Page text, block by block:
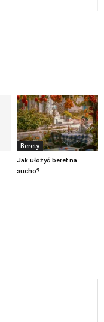
Berety
Jak ułożyć beret na
sucho?